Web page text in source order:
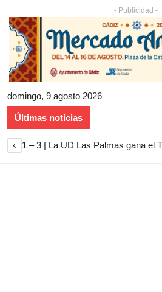
- Publicidad -
domingo, 9 agosto 2026
Últimas noticias
‹